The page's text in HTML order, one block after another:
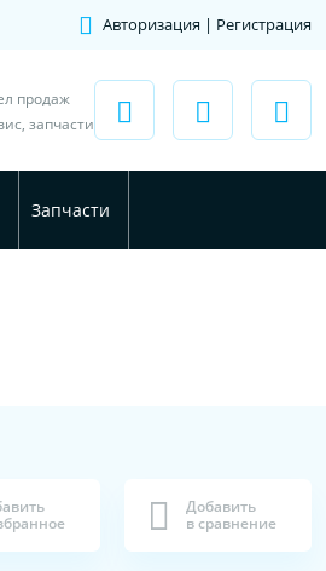
Авторизация | Регистрация
продаж
запчасти
Запчасти
Добавить
в сравнение